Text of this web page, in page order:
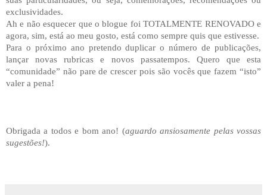
exclusividades.
Ah e não esquecer que o blogue foi TOTALMENTE RENOVADO e
agora, sim, está ao meu gosto, está como sempre quis que estivesse.
Para o próximo ano pretendo duplicar o número de publicações,
lançar novas rubricas e novos passatempos. Quero que esta
“comunidade” não pare de crescer pois são vocês que fazem “isto”
valer a pena!
Obrigada a todos e bom ano! (aguardo ansiosamente pelas vossas
sugestões!).